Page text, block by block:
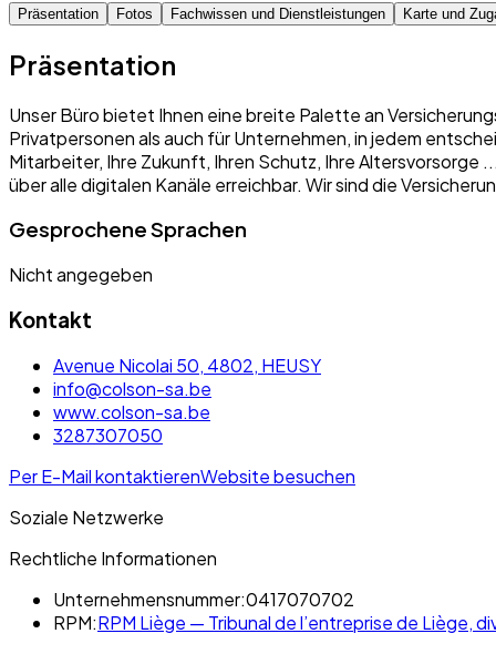
Präsentation Fotos Fachwissen und Dienstleistungen Karte und
Präsentation
Unser Büro bietet Ihnen eine breite Palette an
Privatpersonen als auch für Unternehmen, in jedem
Mitarbeiter, Ihre Zukunft, Ihren Schutz, Ihre Altersvorsorge
über alle digitalen Kanäle erreichbar. Wir sind die
Gesprochene Sprachen
Nicht angegeben
Kontakt
Avenue Nicolai 50, 4802, HEUSY
info@colson-sa.be
www.colson-sa.be
3287307050
Per E-Mail kontaktierenWebsite besuchen
Soziale Netzwerke
Rechtliche Informationen
Unternehmensnummer:0417070702
RPM:RPM Liège — Tribunal de l’entreprise de Liège,